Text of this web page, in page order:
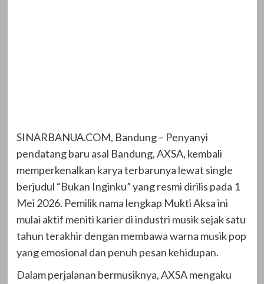
SINARBANUA.COM, Bandung – Penyanyi
pendatang baru asal Bandung, AXSA, kembali
memperkenalkan karya terbarunya lewat single
berjudul “Bukan Inginku” yang resmi dirilis pada 1
Mei 2026. Pemilik nama lengkap Mukti Aksa ini
mulai aktif meniti karier di industri musik sejak satu
tahun terakhir dengan membawa warna musik pop
yang emosional dan penuh pesan kehidupan.
Dalam perjalanan bermusiknya, AXSA mengaku